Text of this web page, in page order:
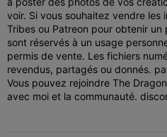
voir. Si vous souhaitez vendre les
Tribes ou Patreon pour obtenir
sont réservés à un usage
permis de vente. Les fichiers
revendus, partagés ou donnés.
Vous pouvez rejoindre The
avec moi et la communauté.